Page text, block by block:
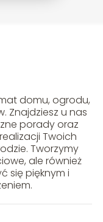
domu, ogrodu,
Znajdziesz u nas
porady oraz
Twoich
Tworzymy
ale również
się pięknym i